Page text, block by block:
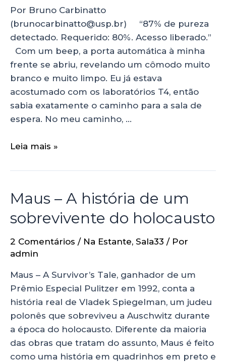
Por Bruno Carbinatto
(brunocarbinatto@usp.br) “87% de pureza
detectado. Requerido: 80%. Acesso liberado.”
Com um beep, a porta automática à minha
frente se abriu, revelando um cômodo muito
branco e muito limpo. Eu já estava
acostumado com os laboratórios T4, então
sabia exatamente o caminho para a sala de
espera. No meu caminho, …
Leia mais »
Maus – A história de um
sobrevivente do holocausto
2 Comentários / Na Estante, Sala33 / Por
admin
Maus – A Survivor’s Tale, ganhador de um
Prêmio Especial Pulitzer em 1992, conta a
história real de Vladek Spiegelman, um judeu
polonês que sobreviveu a Auschwitz durante
a época do holocausto. Diferente da maioria
das obras que tratam do assunto, Maus é feito
como uma história em quadrinhos em preto e